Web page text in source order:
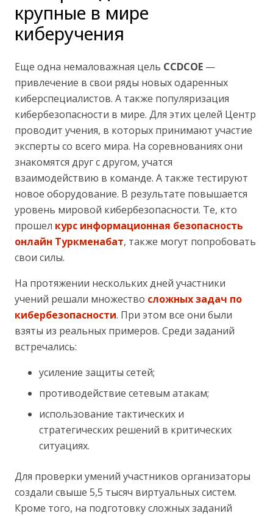
крупные в мире
киберучения
Еще одна немаловажная цель CCDCOE —
привлечение в свои ряды новых одаренных
киберспециалистов. А также популяризация
кибербезопасности в мире. Для этих целей Центр
проводит учения, в которых принимают участие
эксперты со всего мира. На соревнованиях они
знакомятся друг с другом, учатся
взаимодействию в команде. А также тестируют
новое оборудование. В результате повышается
уровень мировой кибербезопасности. Те, кто
прошел курс информационная безопасность
онлайн Туркменабат, также могут попробовать
свои силы.
На протяжении нескольких дней участники
учений решали множество сложных задач по
кибербезопасности. При этом все они были
взяты из реальных примеров. Среди заданий
встречались:
усиление защиты сетей;
противодействие сетевым атакам;
использование тактических и
стратегических решений в критических
ситуациях.
Для проверки умений участников организаторы
создали свыше 5,5 тысяч виртуальных систем.
Кроме того, на подготовку сложных заданий